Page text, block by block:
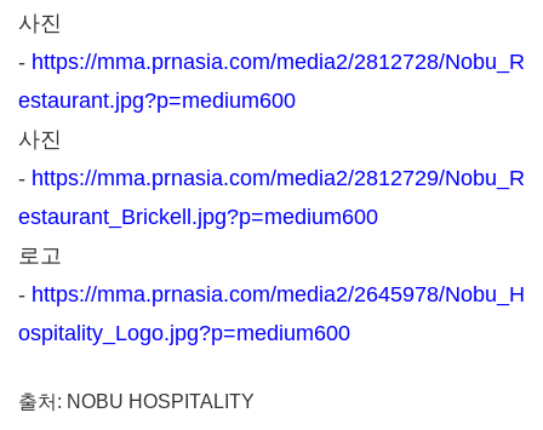
사진
- https://mma.prnasia.com/media2/2812728/Nobu_R
estaurant.jpg?p=medium600
사진
- https://mma.prnasia.com/media2/2812729/Nobu_R
estaurant_Brickell.jpg?p=medium600
로고
- https://mma.prnasia.com/media2/2645978/Nobu_H
ospitality_Logo.jpg?p=medium600
출처: NOBU HOSPITALITY